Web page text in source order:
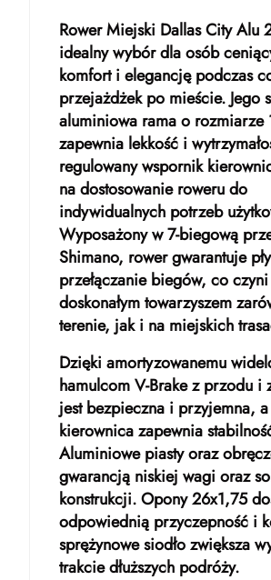
Rower Miejski Dallas City Alu
idealny wybór dla osób
komfort i elegancję podczas
przejażdżek po mieście. Jego
aluminiowa rama o rozmiarze
zapewnia lekkość i
regulowany wspornik
na dostosowanie roweru do
indywidualnych potrzeb
Wyposażony w 7-biegową
Shimano, rower gwarantuje
przełączanie biegów, co
doskonałym towarzyszem
terenie, jak i na miejskich
Dzięki amortyzowanemu
hamulcom V-Brake z przodu i
jest bezpieczna i przyjemna,
kierownica zapewnia
Aluminiowe piasty oraz
gwarancją niskiej wagi oraz
konstrukcji. Opony 26x1,75
odpowiednią przyczepność i
sprężynowe siodło zwiększa
trakcie dłuższych podróży.